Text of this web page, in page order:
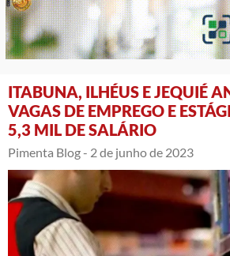
ITABUNA, ILHÉUS E JEQUIÉ
VAGAS DE EMPREGO E
5,3 MIL DE SALÁRIO
Pimenta Blog - 2 de junho de 2023